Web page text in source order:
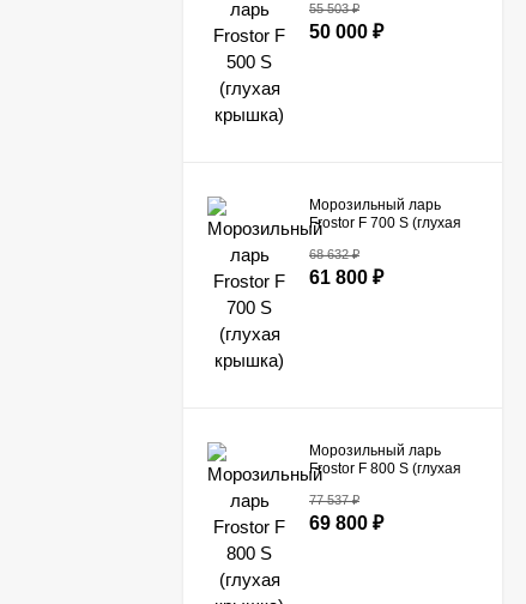
55 503₽
50 000 ₽
Морозильный ларь
Frostor F 700 S (глухая
68 632₽
61 800 ₽
Морозильный ларь
Frostor F 800 S (глухая
77 537₽
69 800 ₽